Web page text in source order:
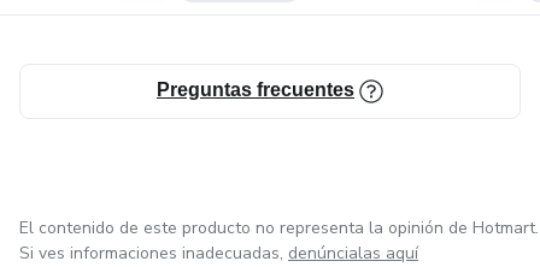
Preguntas frecuentes
El contenido de este producto no representa la opinión de Hotmart.
Si ves informaciones inadecuadas, denúncialas aquí